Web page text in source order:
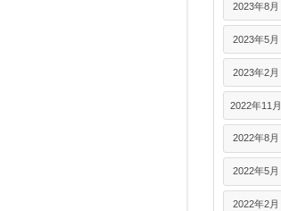
2023年8月
2023年5月
2023年2月
2022年11月
2022年8月
2022年5月
2022年2月